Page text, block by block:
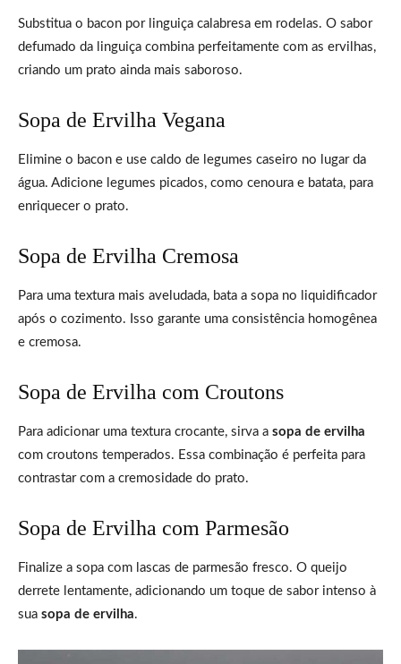
Substitua o bacon por linguiça calabresa em rodelas. O sabor
defumado da linguiça combina perfeitamente com as ervilhas,
criando um prato ainda mais saboroso.
Sopa de Ervilha Vegana
Elimine o bacon e use caldo de legumes caseiro no lugar da
água. Adicione legumes picados, como cenoura e batata, para
enriquecer o prato.
Sopa de Ervilha Cremosa
Para uma textura mais aveludada, bata a sopa no liquidificador
após o cozimento. Isso garante uma consistência homogênea
e cremosa.
Sopa de Ervilha com Croutons
Para adicionar uma textura crocante, sirva a sopa de ervilha
com croutons temperados. Essa combinação é perfeita para
contrastar com a cremosidade do prato.
Sopa de Ervilha com Parmesão
Finalize a sopa com lascas de parmesão fresco. O queijo
derrete lentamente, adicionando um toque de sabor intenso à
sua sopa de ervilha.